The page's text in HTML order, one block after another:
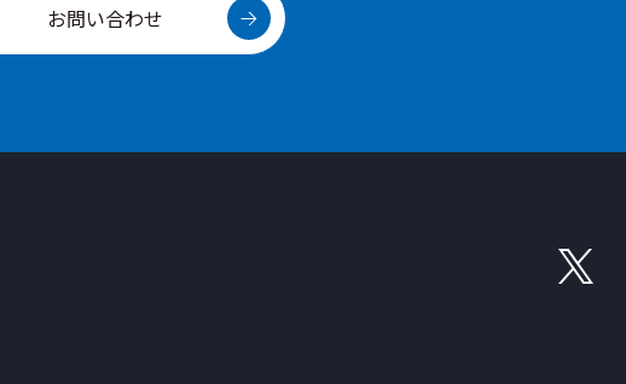
お問い合わせ